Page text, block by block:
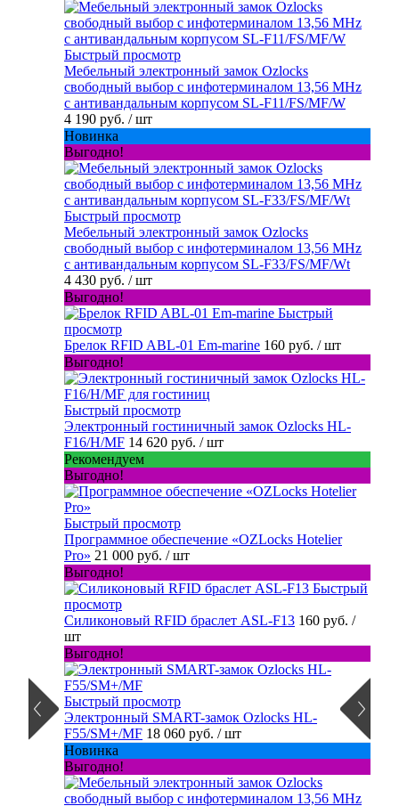
Быстрый просмотр
Мебельный электронный замок Ozlocks
свободный выбор с инфотерминалом 13,56 MHz
с антивандальным корпусом SL-F11/FS/MF/W
4 190 руб. / шт
Новинка
Выгодно!
Быстрый просмотр
Мебельный электронный замок Ozlocks
свободный выбор с инфотерминалом 13,56 MHz
с антивандальным корпусом SL-F33/FS/MF/Wt
4 430 руб. / шт
Выгодно!
Быстрый
просмотр
Брелок RFID ABL-01 Em-marine 160 руб. / шт
Выгодно!
Быстрый просмотр
Электронный гостиничный замок Ozlocks HL-
F16/H/MF 14 620 руб. / шт
Рекомендуем
Выгодно!
Быстрый просмотр
Программное обеспечение «OZLocks Hotelier
Pro» 21 000 руб. / шт
Выгодно!
Быстрый
просмотр
Силиконовый RFID браслет ASL-F13 160 руб. /
шт
Выгодно!
Быстрый просмотр
Электронный SMART-замок Ozlocks HL-
F55/SM+/MF 18 060 руб. / шт
Новинка
Выгодно!